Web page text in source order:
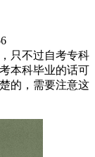
只不过自考专科
本科毕业的话可
的，需要注意这